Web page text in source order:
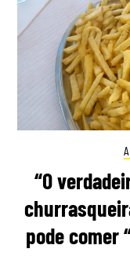
“O
pode comer